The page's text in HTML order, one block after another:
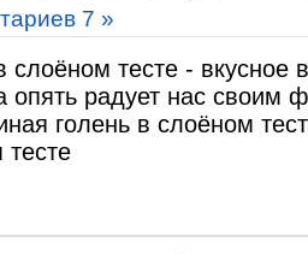
7 »
слоёном тесте - вкусное
опять радует нас своим
голень в слоёном
тесте